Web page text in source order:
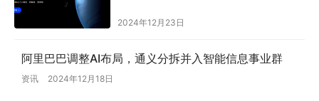
2024年12月23日
阿里巴巴调整AI布局，通义分拆并入智能信息事业群
资讯 2024年12月18日